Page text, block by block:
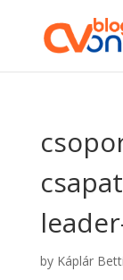
by Káplár